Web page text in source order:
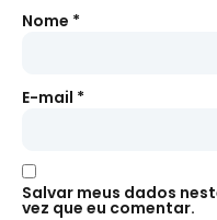
Nome *
E-mail *
Salvar meus dados
vez que eu comentar.